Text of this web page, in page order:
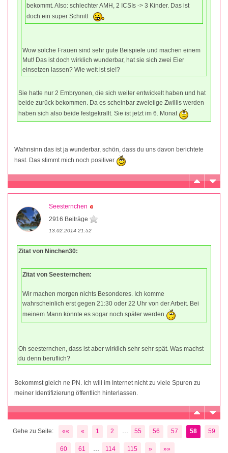
bekommt. Also: schlechter AMH, 2 ICSIs -> 3 Kinder. Das ist
doch ein super Schnitt
Wow solche Frauen sind sehr gute Beispiele und machen einem
Mut! Das ist doch wirklich wunderbar, hat sie sich zwei Eier
einsetzen lassen? Wie weit ist sie!?
Sie hatte nur 2 Embryonen, die sich weiter entwickelt haben und hat
beide zurück bekommen. Da es scheinbar zweieiige Zwillis werden
haben sich also beide festgekrallt. Sie ist jetzt im 6. Monat
Wahnsinn das ist ja wunderbar, schön, dass du uns davon berichtete
hast. Das stimmt mich noch positiver
Seesternchen
2916 Beiträge
13.02.2014 21:52
Zitat von Ninchen30:
Zitat von Seesternchen:
Wir machen morgen nichts Besonderes. Ich komme
wahrscheinlich erst gegen 21:30 oder 22 Uhr von der Arbeit. Bei
meinem Mann könnte es sogar noch später werden
Oh seesternchen, dass ist aber wirklich sehr sehr spät. Was machst
du denn beruflich?
Bekommst gleich ne PN. Ich will im Internet nicht zu viele Spuren zu
meiner Identifizierung öffentlich hinterlassen.
Gehe zu Seite: «« « 1 2 55 56 57 58 59
60 61 114 115 » »»